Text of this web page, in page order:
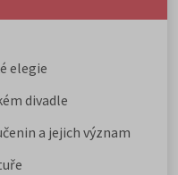
elegie
divadle
a jejich význam